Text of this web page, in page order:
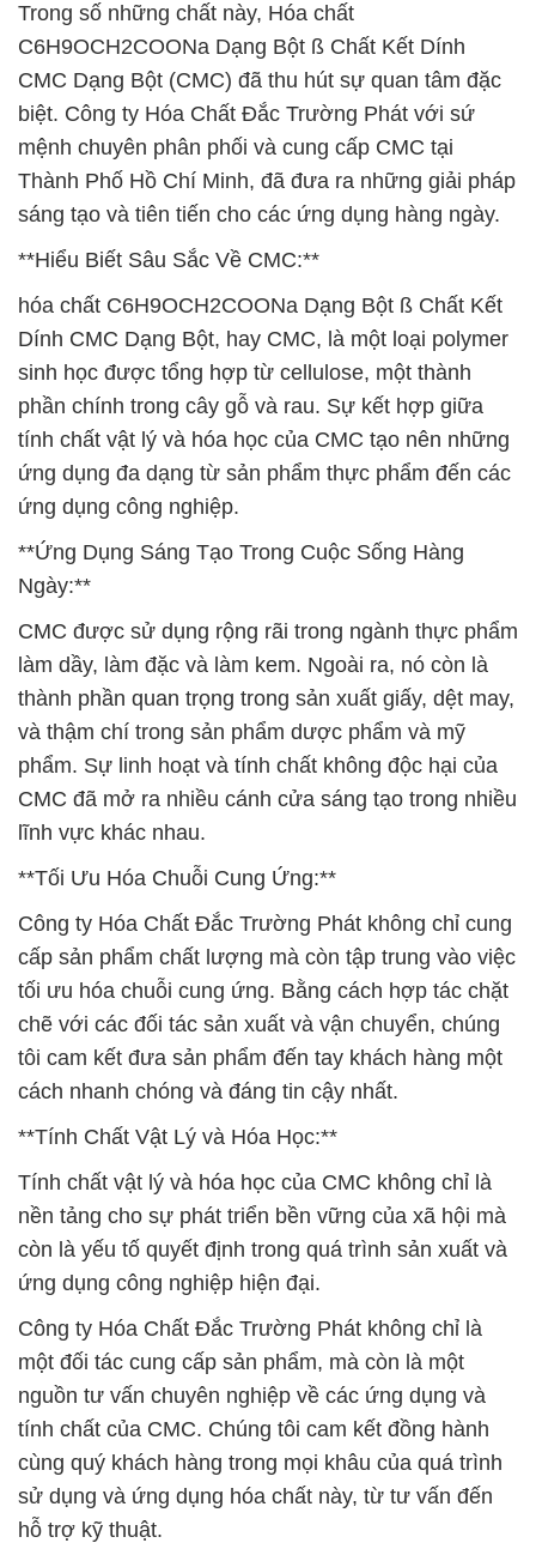
Trong số những chất này, Hóa chất
C6H9OCH2COONa Dạng Bột ß Chất Kết Dính
CMC Dạng Bột (CMC) đã thu hút sự quan tâm đặc
biệt. Công ty Hóa Chất Đắc Trường Phát với sứ
mệnh chuyên phân phối và cung cấp CMC tại
Thành Phố Hồ Chí Minh, đã đưa ra những giải pháp
sáng tạo và tiên tiến cho các ứng dụng hàng ngày.
**Hiểu Biết Sâu Sắc Về CMC:**
hóa chất C6H9OCH2COONa Dạng Bột ß Chất Kết
Dính CMC Dạng Bột, hay CMC, là một loại polymer
sinh học được tổng hợp từ cellulose, một thành
phần chính trong cây gỗ và rau. Sự kết hợp giữa
tính chất vật lý và hóa học của CMC tạo nên những
ứng dụng đa dạng từ sản phẩm thực phẩm đến các
ứng dụng công nghiệp.
**Ứng Dụng Sáng Tạo Trong Cuộc Sống Hàng
Ngày:**
CMC được sử dụng rộng rãi trong ngành thực phẩm
làm dầy, làm đặc và làm kem. Ngoài ra, nó còn là
thành phần quan trọng trong sản xuất giấy, dệt may,
và thậm chí trong sản phẩm dược phẩm và mỹ
phẩm. Sự linh hoạt và tính chất không độc hại của
CMC đã mở ra nhiều cánh cửa sáng tạo trong nhiều
lĩnh vực khác nhau.
**Tối Ưu Hóa Chuỗi Cung Ứng:**
Công ty Hóa Chất Đắc Trường Phát không chỉ cung
cấp sản phẩm chất lượng mà còn tập trung vào việc
tối ưu hóa chuỗi cung ứng. Bằng cách hợp tác chặt
chẽ với các đối tác sản xuất và vận chuyển, chúng
tôi cam kết đưa sản phẩm đến tay khách hàng một
cách nhanh chóng và đáng tin cậy nhất.
**Tính Chất Vật Lý và Hóa Học:**
Tính chất vật lý và hóa học của CMC không chỉ là
nền tảng cho sự phát triển bền vững của xã hội mà
còn là yếu tố quyết định trong quá trình sản xuất và
ứng dụng công nghiệp hiện đại.
Công ty Hóa Chất Đắc Trường Phát không chỉ là
một đối tác cung cấp sản phẩm, mà còn là một
nguồn tư vấn chuyên nghiệp về các ứng dụng và
tính chất của CMC. Chúng tôi cam kết đồng hành
cùng quý khách hàng trong mọi khâu của quá trình
sử dụng và ứng dụng hóa chất này, từ tư vấn đến
hỗ trợ kỹ thuật.